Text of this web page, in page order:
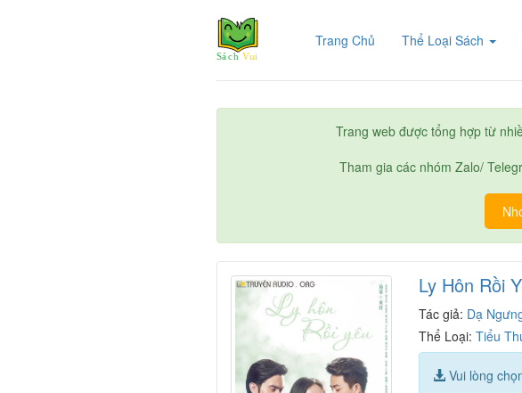
Trang Chủ (current)Thể Loại Sách
Trang web được tổng hợp từ
Tham gia các nhóm Zalo/
Ly Hôn Rồi
Tác giả: Dạ
Thể Loại:Tiểu
Vui lòng